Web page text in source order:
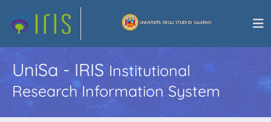
UniSa - IRISInstitutional
Research Information System